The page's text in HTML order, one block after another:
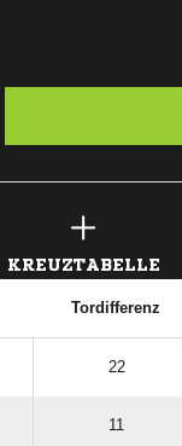
KREUZTABELLE
Tordifferenz
22
11